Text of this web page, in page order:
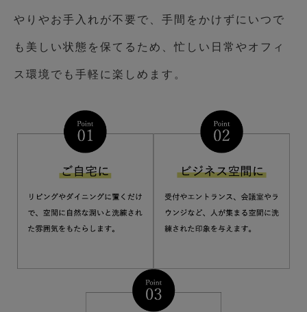
やりやお手入れが不要で、手間をかけずにいつで
も美しい状態を保てるため、忙しい日常やオフィ
ス環境でも手軽に楽しめます。